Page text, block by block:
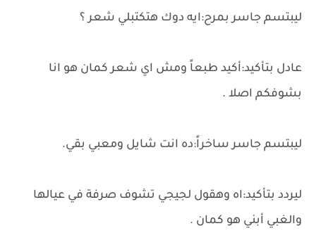
ليبتسم جاسر بمرح:ايه دوك هتكتبلي شعر ؟
عادل بتأكيد:أكيد طبعاً ومش اي شعر كمان هو انا
بشوفكم اصلا .
ليبتسم جاسر ساخراً:ده انت شايل ومعبي بقي.
ليردد بتأكيد:اه وهقول لجيجي تشوف صرفة في عيالها
والغبي أبني هو كمان .